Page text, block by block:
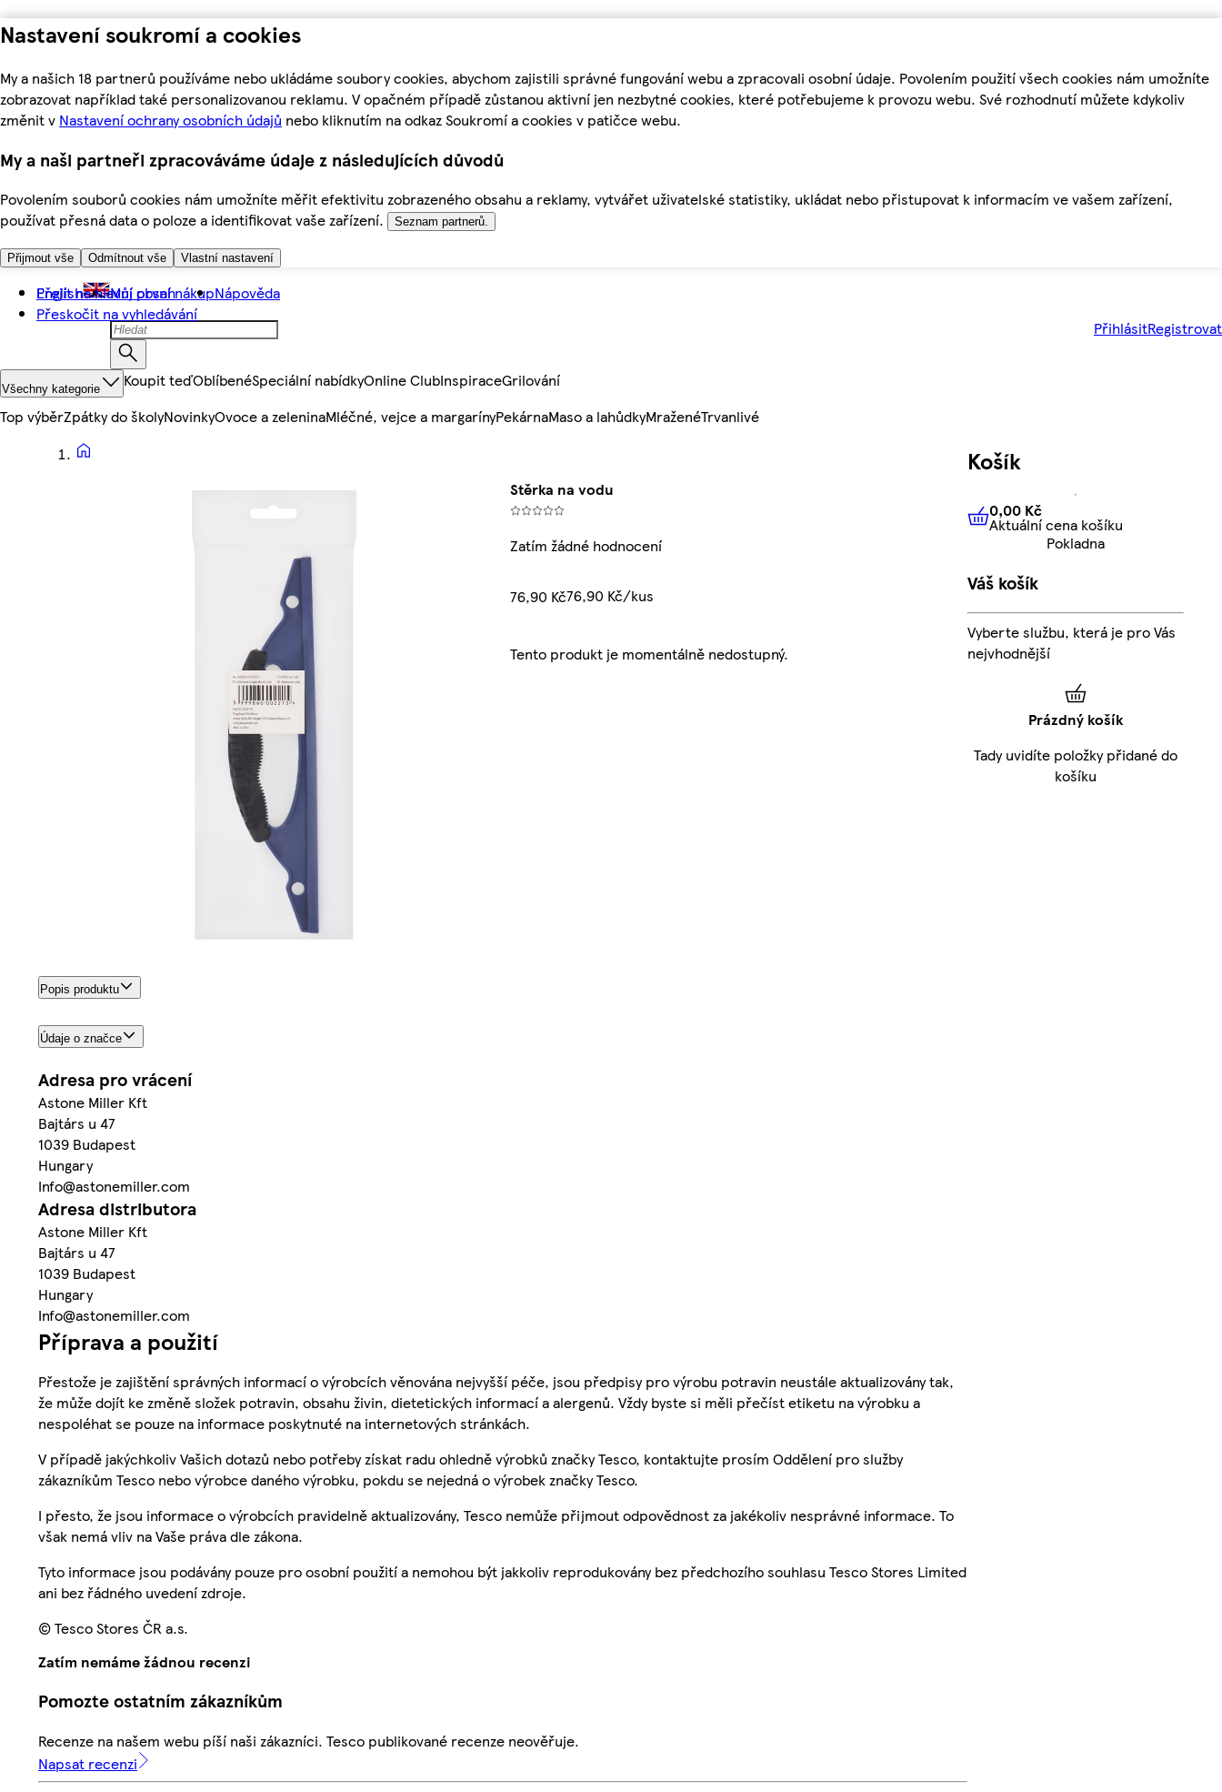
Nastavení soukromí a cookies
My a našich 18 partnerů používáme nebo ukládáme soubory cookies, abychom zajistili správné fungování webu a zpracovali osobní údaje. Povolením použití všech cookies nám umožníte
zobrazovat například také personalizovanou reklamu. V opačném případě zůstanou aktivní jen nezbytné cookies, které potřebujeme k provozu webu. Své rozhodnutí můžete kdykoliv
změnit v Nastavení ochrany osobních údajů nebo kliknutím na odkaz Soukromí a cookies v patičce webu.
My a naši partneři zpracováváme údaje z následujících důvodů
Povolením souborů cookies nám umožníte měřit efektivitu zobrazeného obsahu a reklamy, vytvářet uživatelské statistiky, ukládat nebo přistupovat k informacím ve vašem zařízení,
používat přesná data o poloze a identifikovat vaše zařízení.
Seznam partnerů.
Přijmout vše Odmítnout vše Vlastní nastavení
Přejít na hlavní obsah
Přeskočit na vyhledávání
English Můj první nákupNápověda
PřihlásitRegistrovat
Všechny kategorie Koupit teďOblíbenéSpeciální nabídkyOnline ClubInspiraceGrilování
Top výběrZpátky do školyNovinkyOvoce a zeleninaMléčné, vejce a margarínyPekárnaMaso a lahůdkyMraženéTrvanlivé
Stěrka na vodu
Zatím žádné hodnocení
76,90 Kč76,90 Kč/kus
Tento produkt je momentálně nedostupný.
Popis produktu
Údaje o značce
Adresa pro vrácení
Astone Miller Kft
Bajtárs u 47
1039 Budapest
Hungary
Info@astonemiller.com
Adresa distributora
Astone Miller Kft
Bajtárs u 47
1039 Budapest
Hungary
Info@astonemiller.com
Příprava a použití
Přestože je zajištění správných informací o výrobcích věnována nejvyšší péče, jsou předpisy pro výrobu potravin neustále aktualizovány tak,
že může dojít ke změně složek potravin, obsahu živin, dietetických informací a alergenů. Vždy byste si měli přečíst etiketu na výrobku a
nespoléhat se pouze na informace poskytnuté na internetových stránkách.
V případě jakýchkoliv Vašich dotazů nebo potřeby získat radu ohledně výrobků značky Tesco, kontaktujte prosím Oddělení pro služby
zákazníkům Tesco nebo výrobce daného výrobku, pokdu se nejedná o výrobek značky Tesco.
I přesto, že jsou informace o výrobcích pravidelně aktualizovány, Tesco nemůže přijmout odpovědnost za jakékoliv nesprávné informace. To
však nemá vliv na Vaše práva dle zákona.
Tyto informace jsou podávány pouze pro osobní použití a nemohou být jakkoliv reprodukovány bez předchozího souhlasu Tesco Stores Limited
ani bez řádného uvedení zdroje.
© Tesco Stores ČR a.s.
Zatím nemáme žádnou recenzi
Pomozte ostatním zákazníkům
Recenze na našem webu píší naši zákazníci. Tesco publikované recenze neověřuje.
Napsat recenzi
Košík
0,00 KčAktuální cena košíku
0,00 Kč
Aktuální cena košíku
Pokladna
Váš košík
Vyberte službu, která je pro Vás
nejvhodnější
Prázdný košík
Tady uvidíte položky přidané do
košíku